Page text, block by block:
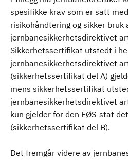
spesifikke krav som er satt
risikohåndtering og sikker
jernbanesikkerhetsdirektivet
Sikkerhetssertifikat utstedt i
jernbanesikkerhetsdirektivet
(sikkerhetssertifikat del A)
mens sikkerhetssertifikat
jernbanesikkerhetsdirektivet
kun gjelder for den EØS-stat
(sikkerhetssertifikat del B).
Det fremgår videre av